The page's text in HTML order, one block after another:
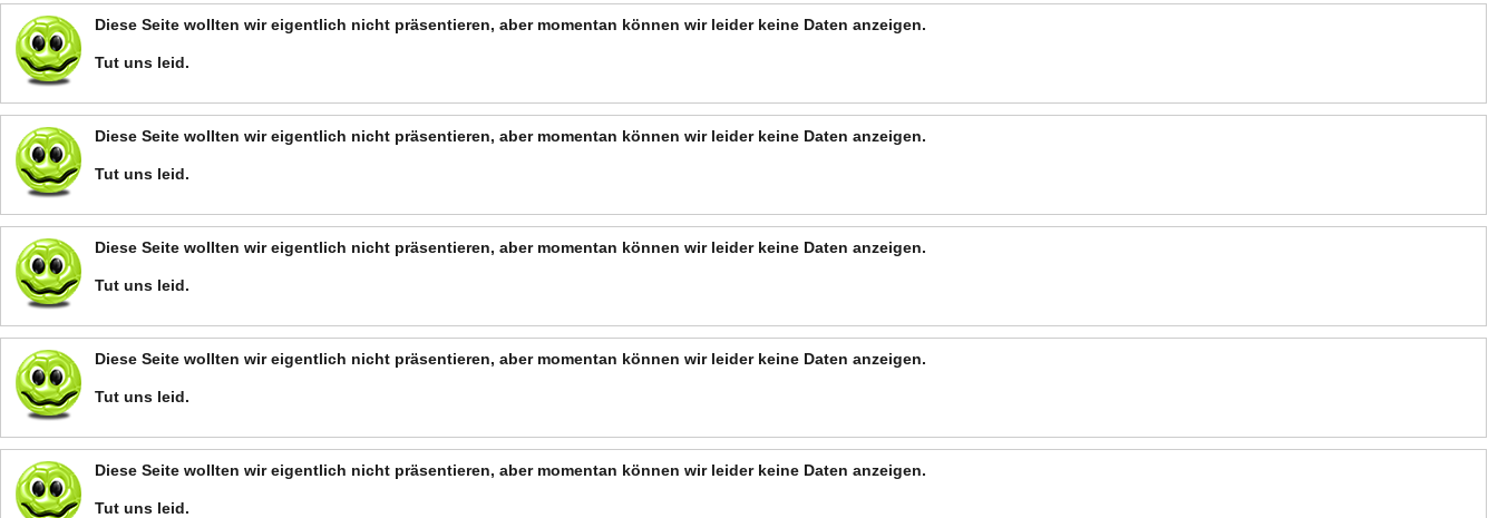
Diese Seite wollten wir eigentlich nicht präsentieren, aber momentan können wir leider keine Daten anzeigen.
Tut uns leid.
Diese Seite wollten wir eigentlich nicht präsentieren, aber momentan können wir leider keine Daten anzeigen.
Tut uns leid.
Diese Seite wollten wir eigentlich nicht präsentieren, aber momentan können wir leider keine Daten anzeigen.
Tut uns leid.
Diese Seite wollten wir eigentlich nicht präsentieren, aber momentan können wir leider keine Daten anzeigen.
Tut uns leid.
Diese Seite wollten wir eigentlich nicht präsentieren, aber momentan können wir leider keine Daten anzeigen.
Tut uns leid.